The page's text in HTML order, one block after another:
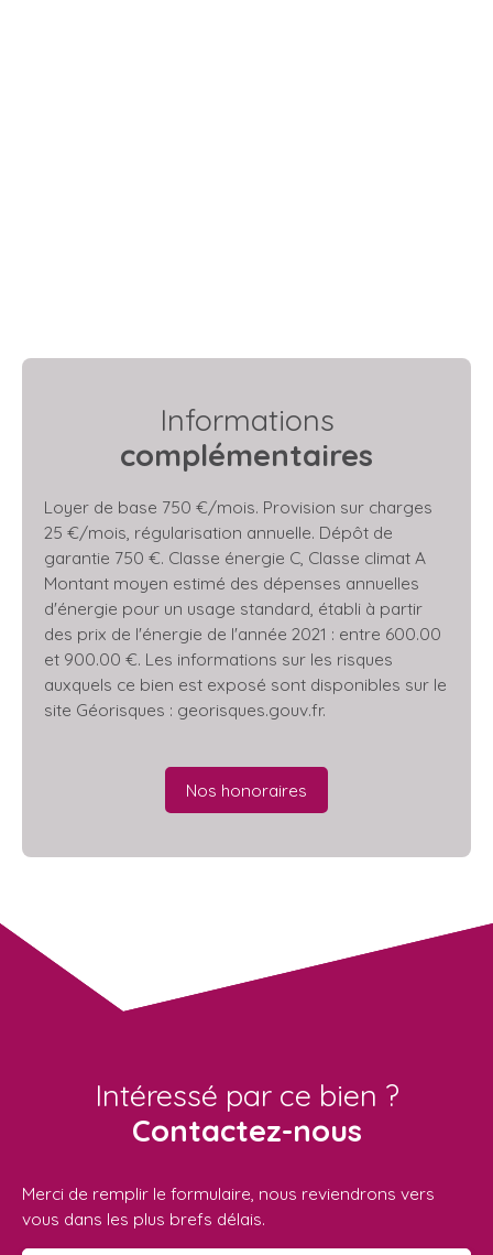
Informations
complémentaires
Loyer de base 750 €/mois. Provision sur charges
25 €/mois, régularisation annuelle. Dépôt de
garantie 750 €. Classe énergie C, Classe climat A
Montant moyen estimé des dépenses annuelles
d'énergie pour un usage standard, établi à partir
des prix de l'énergie de l'année 2021 : entre 600.00
et 900.00 €. Les informations sur les risques
auxquels ce bien est exposé sont disponibles sur le
site Géorisques : georisques.gouv.fr.
Nos honoraires
Intéressé par ce bien ?
Contactez-nous
Merci de remplir le formulaire, nous reviendrons vers
vous dans les plus brefs délais.